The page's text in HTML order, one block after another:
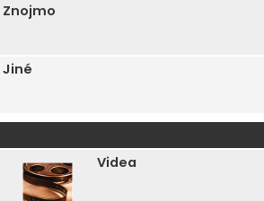
Znojmo
Jiné
Videa